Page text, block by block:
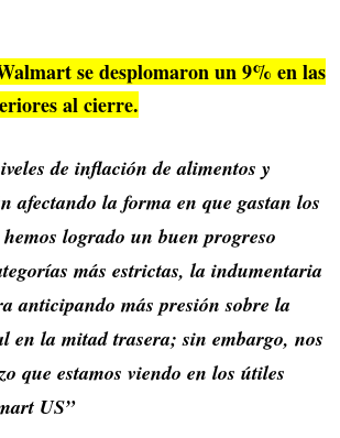
se desplomaron un 9% en las
al cierre.
de inflación de alimentos y
afectando la forma en que gastan los
logrado un buen progreso
más estrictas, la indumentaria
anticipando más presión sobre la
en la mitad trasera; sin embargo, nos
que estamos viendo en los útiles
US”